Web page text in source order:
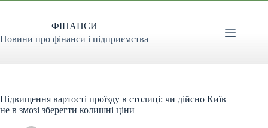
Перейти
ФІНАНСИ
Новини про фінанси і підприємства
Підвищення вартості проїзду в столиці: чи дійсно Київ
не в змозі зберегти колишні ціни